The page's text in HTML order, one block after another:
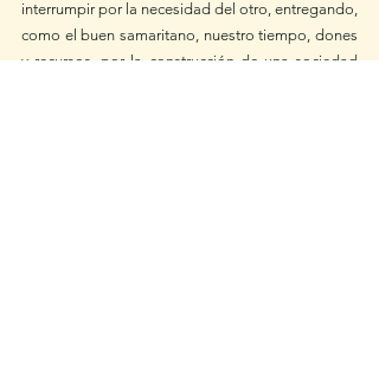
interrumpir por la necesidad del otro, entregando,
como el buen samaritano, nuestro tiempo, dones
y recursos, por la construcción de una sociedad